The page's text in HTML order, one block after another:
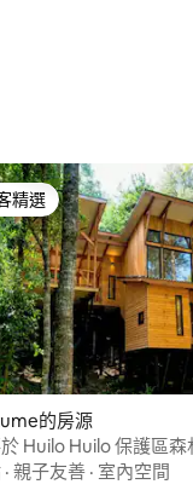
4.88 的平均評分（滿
精選
精選
的房源
Huilo Huilo 保護區森
· 親子友善 · 室內空間